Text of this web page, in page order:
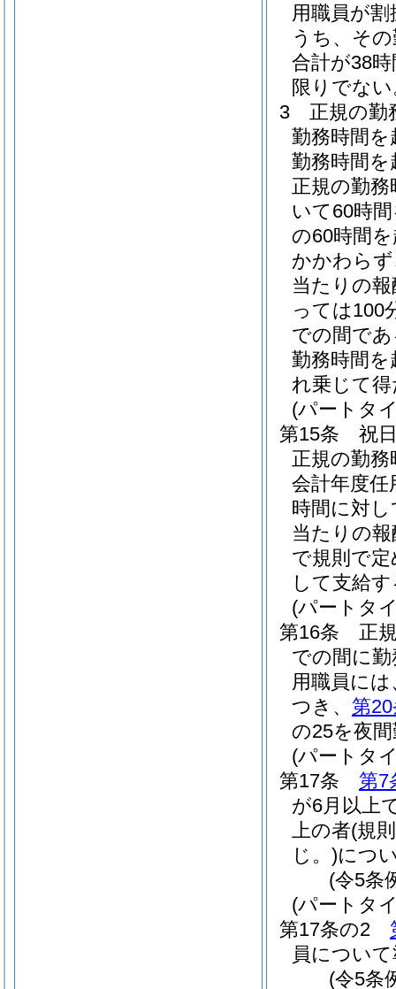
用職員が
うち、そ
合計が38
限りでな
3
正規の勤
勤務時間
勤務時間
正規の勤
いて60時
の60時間
かかわら
当たりの
っては100
での間で
勤務時間
れ乗じて
(パートタ
第15条
祝
正規の勤
会計年度
時間に対
当たりの
で規則で
して支給
(パートタ
第16条
正
での間に
用職員に
つき、 第
の25を夜
(パートタ
第17条
第7
が6月以上
上の者(規
じ。)につ
(令5条
(パートタ
第17条の2
員につい
(令5条